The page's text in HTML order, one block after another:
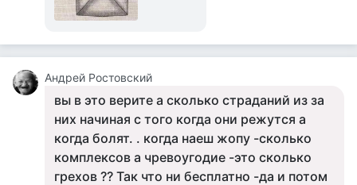
Андрей Ростовский
вы в это верите а сколько страданий из за
них начиная с того когда они режутся а
когда болят. . когда наеш жопу -сколько
комплексов а чревоугодие -это сколько
грехов ?? Так что ни бесплатно -да и потом